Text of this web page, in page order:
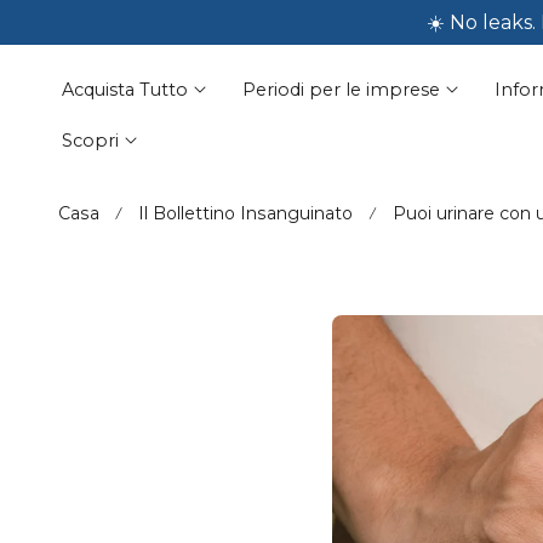
🩵
☀️ No leaks.
Acquista Tutto Periodi per le imprese
Scopri
Casa Il Bollettino Insanguinato Puoi urinare con